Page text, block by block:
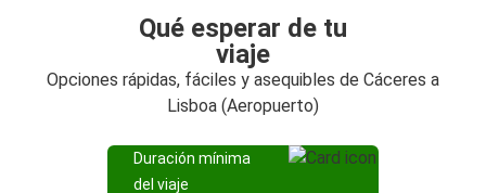
Qué esperar de tu
viaje
Opciones rápidas, fáciles y asequibles de Cáceres a
Lisboa (Aeropuerto)
Duración mínima
del viaje